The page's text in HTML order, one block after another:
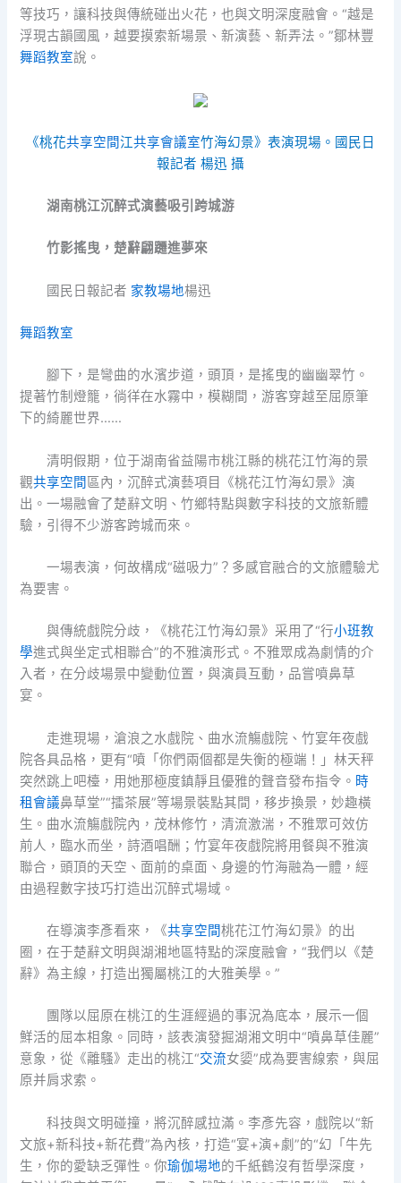
等技巧，讓科技與傳統碰出火花，也與文明深度融會。“越是
浮現古韻國風，越要摸索新場景、新演藝、新弄法。”鄒林豐
舞蹈教室說。
《桃花共享空間江共享會議室竹海幻景》表演現場。國民日
報記者 楊迅 攝
湖南桃江沉醉式演藝吸引跨城游
竹影搖曳，楚辭翩躚進夢來
國民日報記者 家教場地楊迅
舞蹈教室
腳下，是彎曲的水濱步道，頭頂，是搖曳的幽幽翠竹。
提著竹制燈籠，徜徉在水霧中，模糊間，游客穿越至屈原筆
下的綺麗世界……
清明假期，位于湖南省益陽市桃江縣的桃花江竹海的景
觀共享空間區內，沉醉式演藝項目《桃花江竹海幻景》演
出。一場融會了楚辭文明、竹鄉特點與數字科技的文旅新體
驗，引得不少游客跨城而來。
一場表演，何故構成“磁吸力”？多感官融合的文旅體驗尤
為要害。
與傳統戲院分歧，《桃花江竹海幻景》采用了“行小班教
學進式與坐定式相聯合”的不雅演形式。不雅眾成為劇情的介
入者，在分歧場景中變動位置，與演員互動，品嘗噴鼻草
宴。
走進現場，滄浪之水戲院、曲水流觴戲院、竹宴年夜戲
院各具品格，更有“噴「你們兩個都是失衡的極端！」林天秤
突然跳上吧檯，用她那極度鎮靜且優雅的聲音發布指令。 時
租會議鼻草堂”“擂茶展”等場景裝點其間，移步換景，妙趣橫
生。曲水流觴戲院內，茂林修竹，清流激湍，不雅眾可效仿
前人，臨水而坐，詩酒唱酬；竹宴年夜戲院將用餐與不雅演
聯合，頭頂的天空、面前的桌面、身邊的竹海融為一體，經
由過程數字技巧打造出沉醉式場域。
在導演李彥看來，《共享空間桃花江竹海幻景》的出
圈，在于楚辭文明與湖湘地區特點的深度融會，“我們以《楚
辭》為主線，打造出獨屬桃江的大雅美學。”
團隊以屈原在桃江的生涯經過的事況為底本，展示一個
鮮活的屈本相象。同時，該表演發掘湖湘文明中“噴鼻草佳麗”
意象，從《離騷》走出的桃江“交流女媭”成為要害線索，與屈
原并肩求索。
科技與文明碰撞，將沉醉感拉滿。李彥先容，戲院以“新
文旅+新科技+新花費”為內核，打造“宴+演+劇”的“幻「牛先
生，你的愛缺乏彈性。你瑜伽場地的千紙鶴沒有哲學深度，